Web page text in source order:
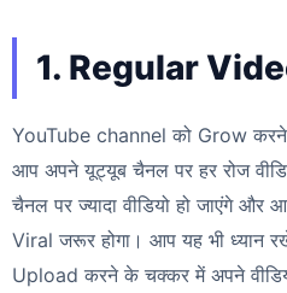
1. Regular
YouTube channel को Grow
आप अपने यूट्यूब चैनल पर हर रोज
चैनल पर ज्यादा वीडियो हो जाएंगे और
Viral जरूर होगा। आप यह भी ध्यान
Upload करने के चक्कर में अपने